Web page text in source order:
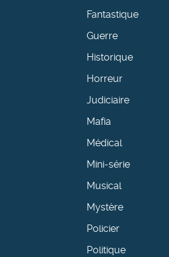
Fantastique
Guerre
Historique
Horreur
Judiciaire
Mafia
Médical
Mini-série
Musical
Mystère
Policier
Politique